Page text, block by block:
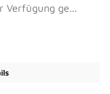
Verfügung ge...